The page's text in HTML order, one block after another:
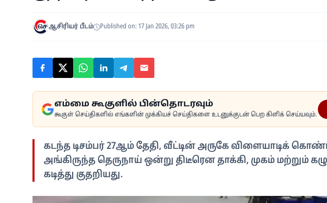
ஆசிரியர் பீடம் Published on: 17 Jan 2026, 03:26 pm
எம்மை கூகுளில் பின்தொடரவும்
கூகுள் செய்திகளில் எங்களின் முக்கியச் செய்திகளை உடனுக்குடன் பெற கிளிக் செய்யவும்.
கடந்த டிசம்பர் 27ஆம் தேதி, வீட்டின் அருகே விளையாடிக்
அங்கிருந்த தெருநாய் ஒன்று திடீரென தாக்கி, முகம் மற்றும்
கடித்து குதறியது.